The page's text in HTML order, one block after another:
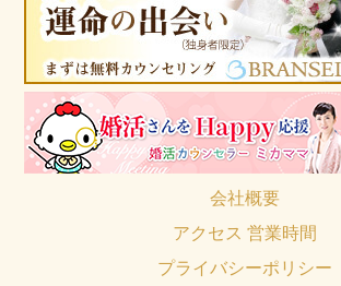
会社概要
アクセス 営業時間
プライバシーポリシー